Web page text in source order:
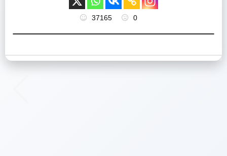
37165 0